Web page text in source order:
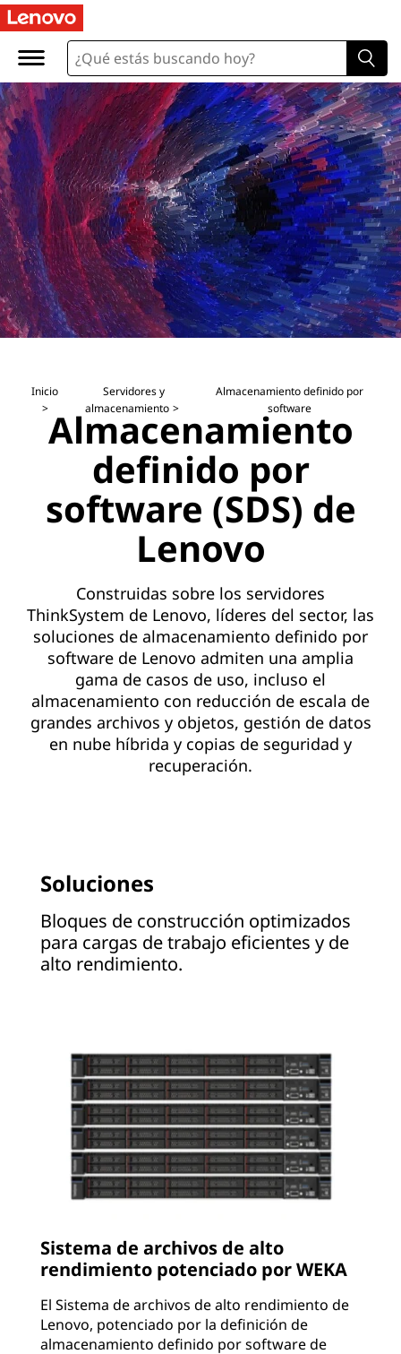
Inicio
Servidores y
almacenamiento
Almacenamiento definido por
software
Almacenamiento
definido por
software (SDS) de
Lenovo
Construidas sobre los servidores
ThinkSystem de Lenovo, líderes del sector, las
soluciones de almacenamiento definido por
software de Lenovo admiten una amplia
gama de casos de uso, incluso el
almacenamiento con reducción de escala de
grandes archivos y objetos, gestión de datos
en nube híbrida y copias de seguridad y
recuperación.
Soluciones
Bloques de construcción optimizados
para cargas de trabajo eficientes y de
alto rendimiento.
Sistema de archivos de alto
rendimiento potenciado por WEKA
El Sistema de archivos de alto rendimiento de
Lenovo, potenciado por la definición de
almacenamiento definido por software de